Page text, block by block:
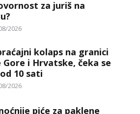
za juriš na
2026
kolaps na granici
Gore i Hrvatske, čeka se
10 sati
2026
piće za paklene